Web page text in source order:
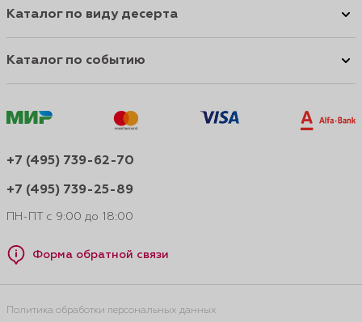
Каталог по виду десерта
Каталог по событию
+7 (495) 739-62-70
+7 (495) 739-25-89
ПН-ПТ с 9:00 до 18:00
Форма обратной связи
Политика обработки персональных данных